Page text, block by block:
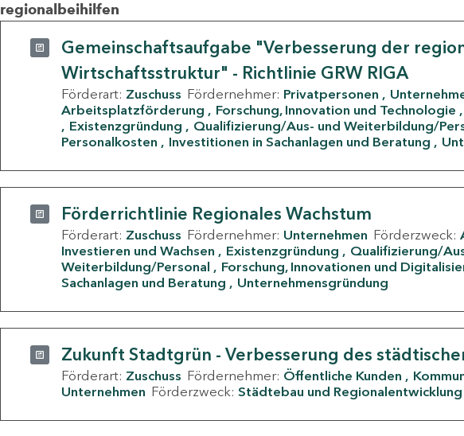
regionalbeihilfen
Gemeinschaftsaufgabe "Verbesserung der
Wirtschaftsstruktur" - Richtlinie GRW RIGA
Förderart: Zuschuss Fördernehmer: Privatpersonen
Arbeitsplatzförderung
Forschung, Innovation und Technologie
Existenzgründung
Qualifizierung/Aus- und Weiterbildung/
Personalkosten
Investitionen in Sachanlagen und Beratung
Förderrichtlinie Regionales Wachstum
Förderart: Zuschuss Fördernehmer: Unternehmen Förderzweck:
Investieren und Wachsen
Existenzgründung
Qualifizierung/
Weiterbildung/Personal
Forschung, Innovationen und
Sachanlagen und Beratung
Unternehmensgründung
Zukunft Stadtgrün - Verbesserung des
Förderart: Zuschuss Fördernehmer: Öffentliche Kunden
Unternehmen Förderzweck: Städtebau und Regionalentwicklung